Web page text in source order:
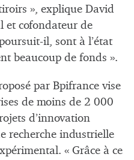
», explique David
et cofondateur de
il, sont à l’état
beaucoup de fonds ».
par Bpifrance vise
de moins de 2 000
d’innovation
recherche industrielle
« Grâce à ce